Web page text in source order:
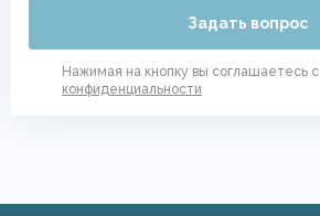
Задать вопрос
Нажимая на кнопку вы соглашаетесь с
конфиденциальности